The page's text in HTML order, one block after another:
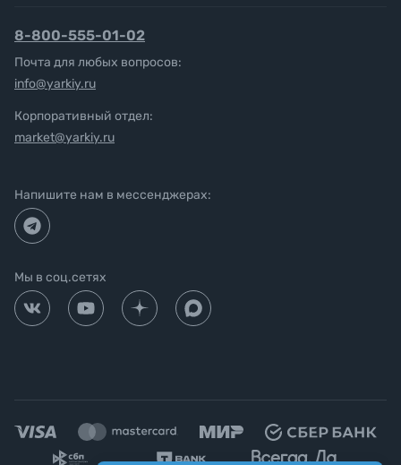
8-800-555-01-02
Почта для любых вопросов:
info@yarkiy.ru
Корпоративный отдел:
market@yarkiy.ru
Напишите нам в мессенджерах:
Мы в соц.сетях